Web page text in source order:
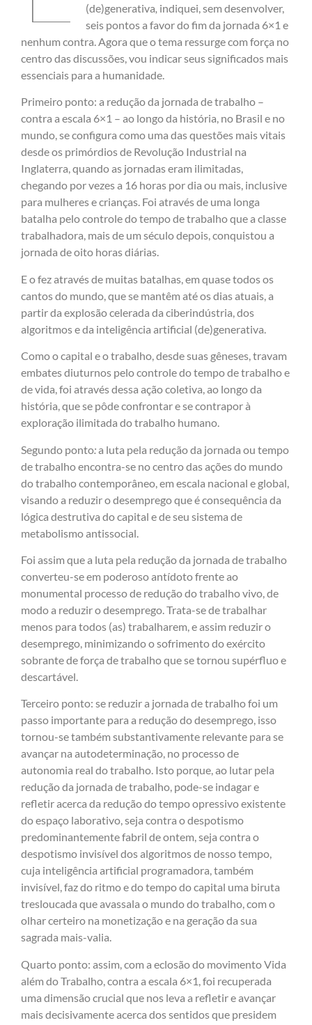
(de)generativa, indiquei, sem desenvolver,
seis pontos a favor do fim da jornada 6×1 e
nenhum contra. Agora que o tema ressurge com força no
centro das discussões, vou indicar seus significados mais
essenciais para a humanidade.
Primeiro ponto: a redução da jornada de trabalho –
contra a escala 6×1 – ao longo da história, no Brasil e no
mundo, se configura como uma das questões mais vitais
desde os primórdios de Revolução Industrial na
Inglaterra, quando as jornadas eram ilimitadas,
chegando por vezes a 16 horas por dia ou mais, inclusive
para mulheres e crianças. Foi através de uma longa
batalha pelo controle do tempo de trabalho que a classe
trabalhadora, mais de um século depois, conquistou a
jornada de oito horas diárias.
E o fez através de muitas batalhas, em quase todos os
cantos do mundo, que se mantêm até os dias atuais, a
partir da explosão celerada da ciberindústria, dos
algoritmos e da inteligência artificial (de)generativa.
Como o capital e o trabalho, desde suas gêneses, travam
embates diuturnos pelo controle do tempo de trabalho e
de vida, foi através dessa ação coletiva, ao longo da
história, que se pôde confrontar e se contrapor à
exploração ilimitada do trabalho humano.
Segundo ponto:a luta pela redução da jornada ou tempo
de trabalho encontra-se no centro das ações do mundo
do trabalho contemporâneo, em escala nacional e global,
visando a reduzir o desemprego que é consequência da
lógica destrutiva do capital e de seu sistema de
metabolismo antissocial.
Foi assim que a luta pela redução da jornada de trabalho
converteu-se em poderoso antídoto frente ao
monumental processo de redução do trabalho vivo, de
modo a reduzir o desemprego. Trata-se de trabalhar
menos para todos (as) trabalharem, e assim reduzir o
desemprego, minimizando o sofrimento do exército
sobrante de força de trabalho que se tornou supérfluo e
descartável.
Terceiro ponto: se reduzir a jornada de trabalho foi um
passo importante para a redução do desemprego, isso
tornou-se também substantivamente relevante para se
avançar na autodeterminação, no processo de
autonomia real do trabalho. Isto porque, ao lutar pela
redução da jornada de trabalho, pode-se indagar e
refletir acerca da redução do tempo opressivo existente
do espaço laborativo, seja contra o despotismo
predominantemente fabril de ontem, seja contra o
despotismo invisível dos algoritmos de nosso tempo,
cuja inteligência artificial programadora, também
invisível, faz do ritmo e do tempo do capital uma biruta
tresloucada que avassala o mundo do trabalho, com o
olhar certeiro na monetização e na geração da sua
sagrada mais-valia.
Quarto ponto: assim, com a eclosão do movimento Vida
além do Trabalho, contra a escala 6×1, foi recuperada
uma dimensão crucial que nos leva a refletir e avançar
mais decisivamente acerca dos sentidos que presidem